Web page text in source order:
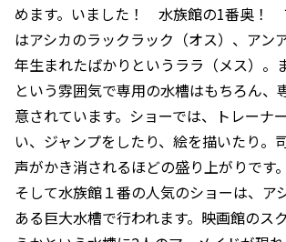
めます。いました！ 水族館の1番奥！
はアシカのラックラック（オス）、アン
年生まれたばかりというララ（メス）。
という雰囲気で専用の水槽はもちろん、
意されています。ショーでは、トレーナ
い、ジャンプをしたり、絵を描いたり。
声がかき消されるほどの盛り上がりです。
そして水族館１番の人気のショーは、ア
ある巨大水槽で行われます。映画館のス